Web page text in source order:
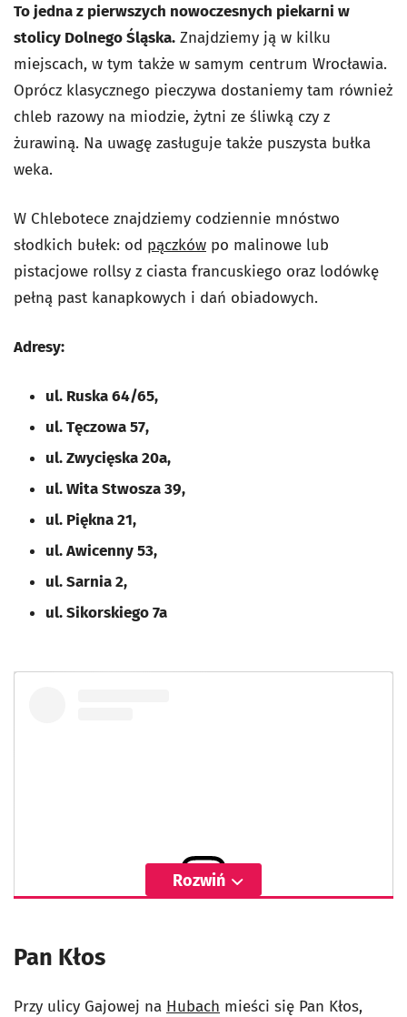
To jedna z pierwszych nowoczesnych piekarni w
stolicy Dolnego Śląska. Znajdziemy ją w kilku
miejscach, w tym także w samym centrum Wrocławia.
Oprócz klasycznego pieczywa dostaniemy tam również
chleb razowy na miodzie, żytni ze śliwką czy z
żurawiną. Na uwagę zasługuje także puszysta bułka
weka.
W Chlebotece znajdziemy codziennie mnóstwo
słodkich bułek: od pączków po malinowe lub
pistacjowe rollsy z ciasta francuskiego oraz lodówkę
pełną past kanapkowych i dań obiadowych.
Adresy:
ul. Ruska 64/65,
ul. Tęczowa 57,
ul. Zwycięska 20a,
ul. Wita Stwosza 39,
ul. Piękna 21,
ul. Awicenny 53,
ul. Sarnia 2,
ul. Sikorskiego 7a
Rozwiń
Pan Kłos
Przy ulicy Gajowej na Hubach mieści się Pan Kłos,